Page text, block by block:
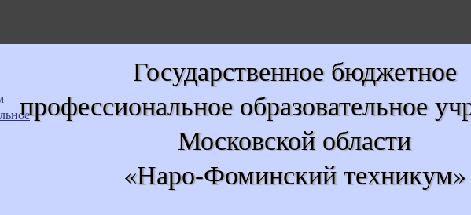
Государственное бюджетное
профессиональное образовательное
Московской области
«Наро-Фоминский техникум»